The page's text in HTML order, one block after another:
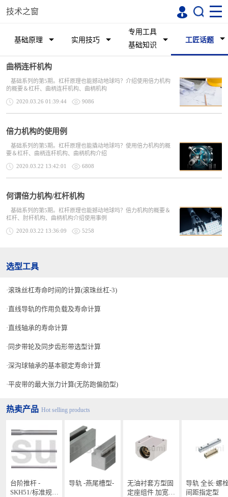
技术之窗
基础原理 实用技巧
专用工具
基础知识
工匠话题
曲柄连杆机构
基础系列的第5期。杠杆原理也能撼动地球吗？介绍使用倍力机构
的概要＆杠杆、曲柄连杆机构、曲柄机构
2020.03.26 01:39:44 9086
倍力机构的使用例
基础系列的第5期。杠杆原理也能撬动地球吗？使用倍力机构的概
要＆杠杆、曲柄连杆机构、曲柄机构介绍
2020.03.22 13:42:01 6808
何谓倍力机构/杠杆机构
基础系列的第5期。杠杆原理也能撼动地球吗？倍力机构的概要＆
杠杆、肘杆机构、曲柄机构介绍使用事例
2020.03.22 13:36:09 5258
选型工具
滚珠丝杠寿命时间的计算(滚珠丝杠-3)
直线导轨的作用负载及寿命计算
直线轴承的寿命计算
同步带轮及同步齿形带选型计算
深沟球轴承的基本额定寿命计算
平皮带的最大张力计算(无防跑偏肋型)
热卖产品 Hot selling products
台阶推杆 -
SKH51/标准规
导轨 -燕尾槽型-
无油衬套方型固
定座组件 加宽紧
导轨 全长·螺
间距指定型